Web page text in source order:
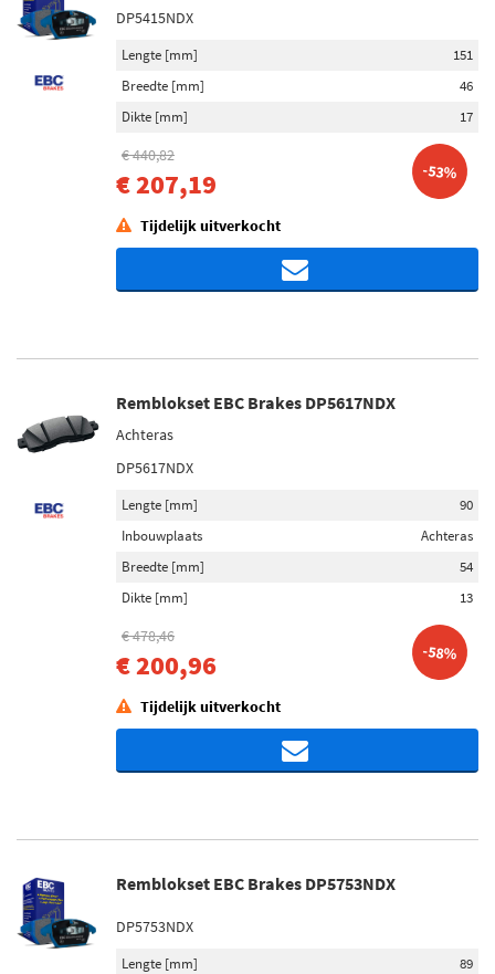
×
Merk
ABE (2)
Ferodo (4)
EBC Brakes (21)
Voorraad
Niet op voorraad (35)
Op voorraad (8)
DP5415NDX
Lengte [mm]
151
Breedte [mm]
46
Dikte [mm]
17
€ 440,82
€ 207,19 -53%
Tijdelijk uitverkocht
Remblokset EBC Brakes DP5617NDX
Achteras
DP5617NDX
Lengte [mm]
90
Inbouwplaats
Achteras
Breedte [mm]
54
Dikte [mm]
13
€ 478,46
€ 200,96 -58%
Tijdelijk uitverkocht
Remblokset EBC Brakes DP5753NDX
DP5753NDX
Lengte [mm]
89